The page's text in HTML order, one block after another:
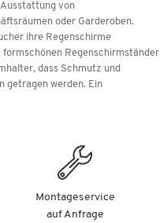
von
oder Garderoben.
ihre Regenschirme
Regenschirmständer
dass Schmutz und
getragen werden. Ein
Montageservice
auf Anfrage